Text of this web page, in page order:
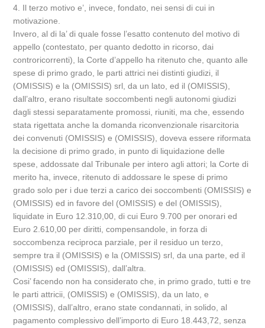
4. Il terzo motivo e’, invece, fondato, nei sensi di cui in
motivazione.
Invero, al di la’ di quale fosse l’esatto contenuto del motivo di
appello (contestato, per quanto dedotto in ricorso, dai
controricorrenti), la Corte d’appello ha ritenuto che, quanto alle
spese di primo grado, le parti attrici nei distinti giudizi, il
(OMISSIS) e la (OMISSIS) srl, da un lato, ed il (OMISSIS),
dall’altro, erano risultate soccombenti negli autonomi giudizi
dagli stessi separatamente promossi, riuniti, ma che, essendo
stata rigettata anche la domanda riconvenzionale risarcitoria
dei convenuti (OMISSIS) e (OMISSIS), doveva essere riformata
la decisione di primo grado, in punto di liquidazione delle
spese, addossate dal Tribunale per intero agli attori; la Corte di
merito ha, invece, ritenuto di addossare le spese di primo
grado solo per i due terzi a carico dei soccombenti (OMISSIS) e
(OMISSIS) ed in favore del (OMISSIS) e del (OMISSIS),
liquidate in Euro 12.310,00, di cui Euro 9.700 per onorari ed
Euro 2.610,00 per diritti, compensandole, in forza di
soccombenza reciproca parziale, per il residuo un terzo,
sempre tra il (OMISSIS) e la (OMISSIS) srl, da una parte, ed il
(OMISSIS) ed (OMISSIS), dall’altra.
Cosi’ facendo non ha considerato che, in primo grado, tutti e tre
le parti attricii, (OMISSIS) e (OMISSIS), da un lato, e
(OMISSIS), dall’altro, erano state condannati, in solido, al
pagamento complessivo dell’importo di Euro 18.443,72, senza